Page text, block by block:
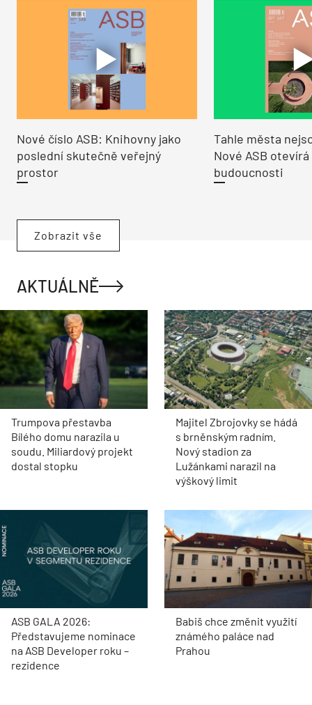
Nové číslo ASB: Knihovny jako
poslední skutečně veřejný
prostor
Tahle města
Nové ASB
budoucnosti
Zobrazit vše
AKTUÁLNĚ
Trumpova přestavba
Bílého domu narazila u
soudu. Miliardový projekt
dostal stopku
Majitel Zbrojovky se hádá
s brněnským radním.
Nový stadion za
Lužánkami narazil na
výškový limit
ASB GALA 2026:
Představujeme nominace
na ASB Developer roku –
rezidence
Babiš chce změnit využití
známého paláce nad
Prahou